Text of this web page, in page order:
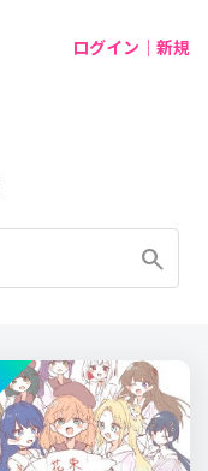
ログイン｜新規
search